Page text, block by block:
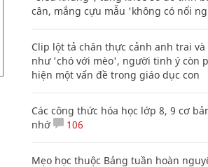
cân, mắng cựu mẫu 'không có nổi
Clip lột tả chân thực cảnh anh trai và
như 'chó với mèo', người tinh ý còn
hiện một vấn đề trong giáo dục con
Các công thức hóa học lớp 8, 9 cơ
nhớ
106
Mẹo học thuộc Bảng tuần hoàn